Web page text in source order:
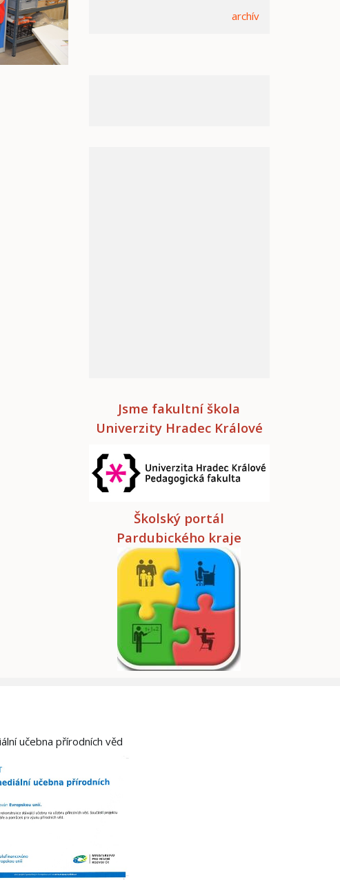
archív
Jsme fakultní škola
Univerzity Hradec Králové
Školský portál
Pardubického kraje
učebna přírodních věd